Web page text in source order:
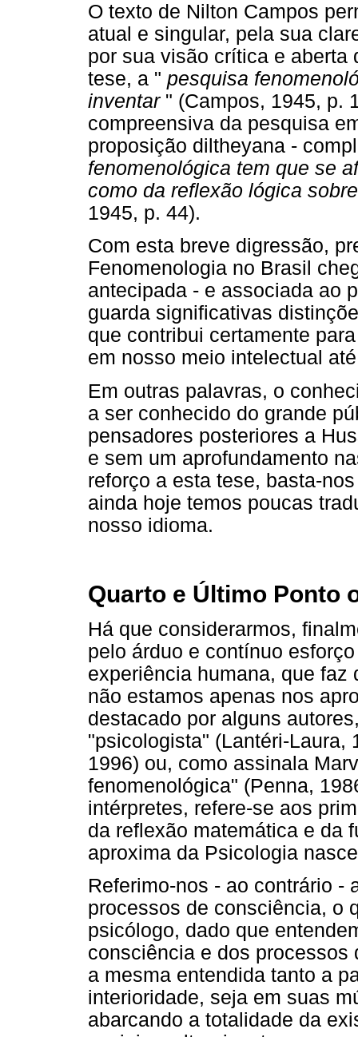
O texto de Nilton Campos
atual e singular, pela sua
por sua visão crítica e aberta
tese, a " pesquisa
inventar " (Campos, 1945, p.
compreensiva da pesquisa
proposição diltheyana -
fenomenológica tem que se
como da reflexão lógica
1945, p. 44).
Com esta breve digressão,
Fenomenologia no Brasil
antecipada - e associada ao
guarda significativas
que contribui certamente
em nosso meio intelectual
Em outras palavras, o
a ser conhecido do grande
pensadores posteriores a
e sem um aprofundamento
reforço a esta tese, basta-
ainda hoje temos poucas
nosso idioma.
Quarto e Último Ponto
Há que considerarmos,
pelo árduo e contínuo
experiência humana, que
não estamos apenas nos
destacado por alguns
"psicologista" (Lantéri-Laura,
1996) ou, como assinala
fenomenológica" (Penna,
intérpretes, refere-se aos
da reflexão matemática e da
aproxima da Psicologia
Referimo-nos - ao contrário -
processos de consciência, o
psicólogo, dado que
consciência e dos
a mesma entendida tanto a
interioridade, seja em suas
abarcando a totalidade da